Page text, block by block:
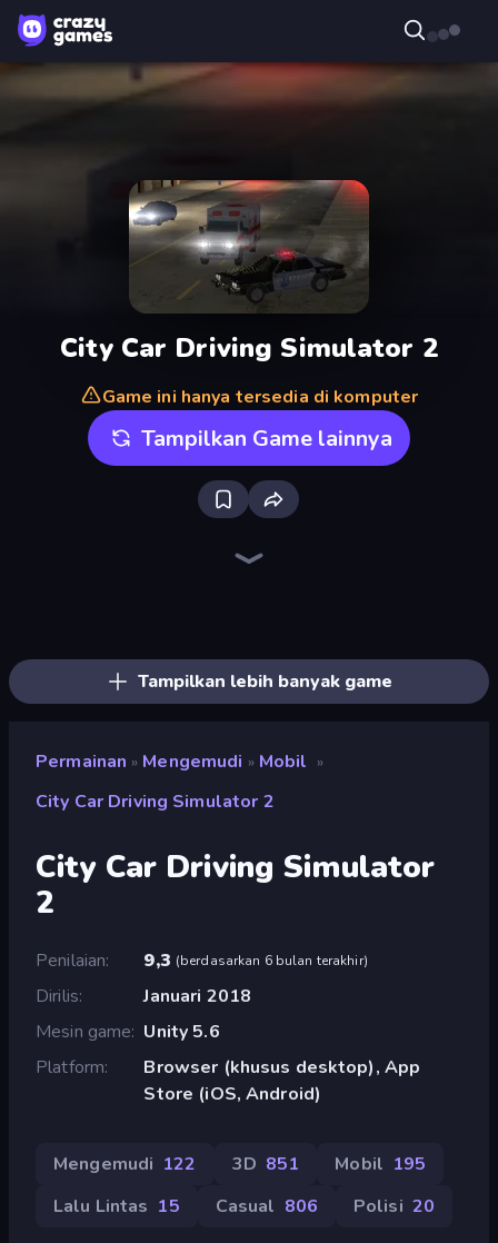
City Car Driving Simulator 2
Game ini hanya tersedia di komputer
Tampilkan Game lainnya
Tampilkan lebih banyak game
Permainan » Mengemudi » Mobil »
City Car Driving Simulator 2
City Car Driving Simulator
2
Penilaian 9,3 (berdasarkan 6 bulan terakhir)
Dirilis
Januari 2018
Mesin game Unity 5.6
Platform
Browser (khusus desktop), App
Store (iOS, Android)
Mengemudi 122 3D 851 Mobil 195
Lalu Lintas 15 Casual 806 Polisi 20